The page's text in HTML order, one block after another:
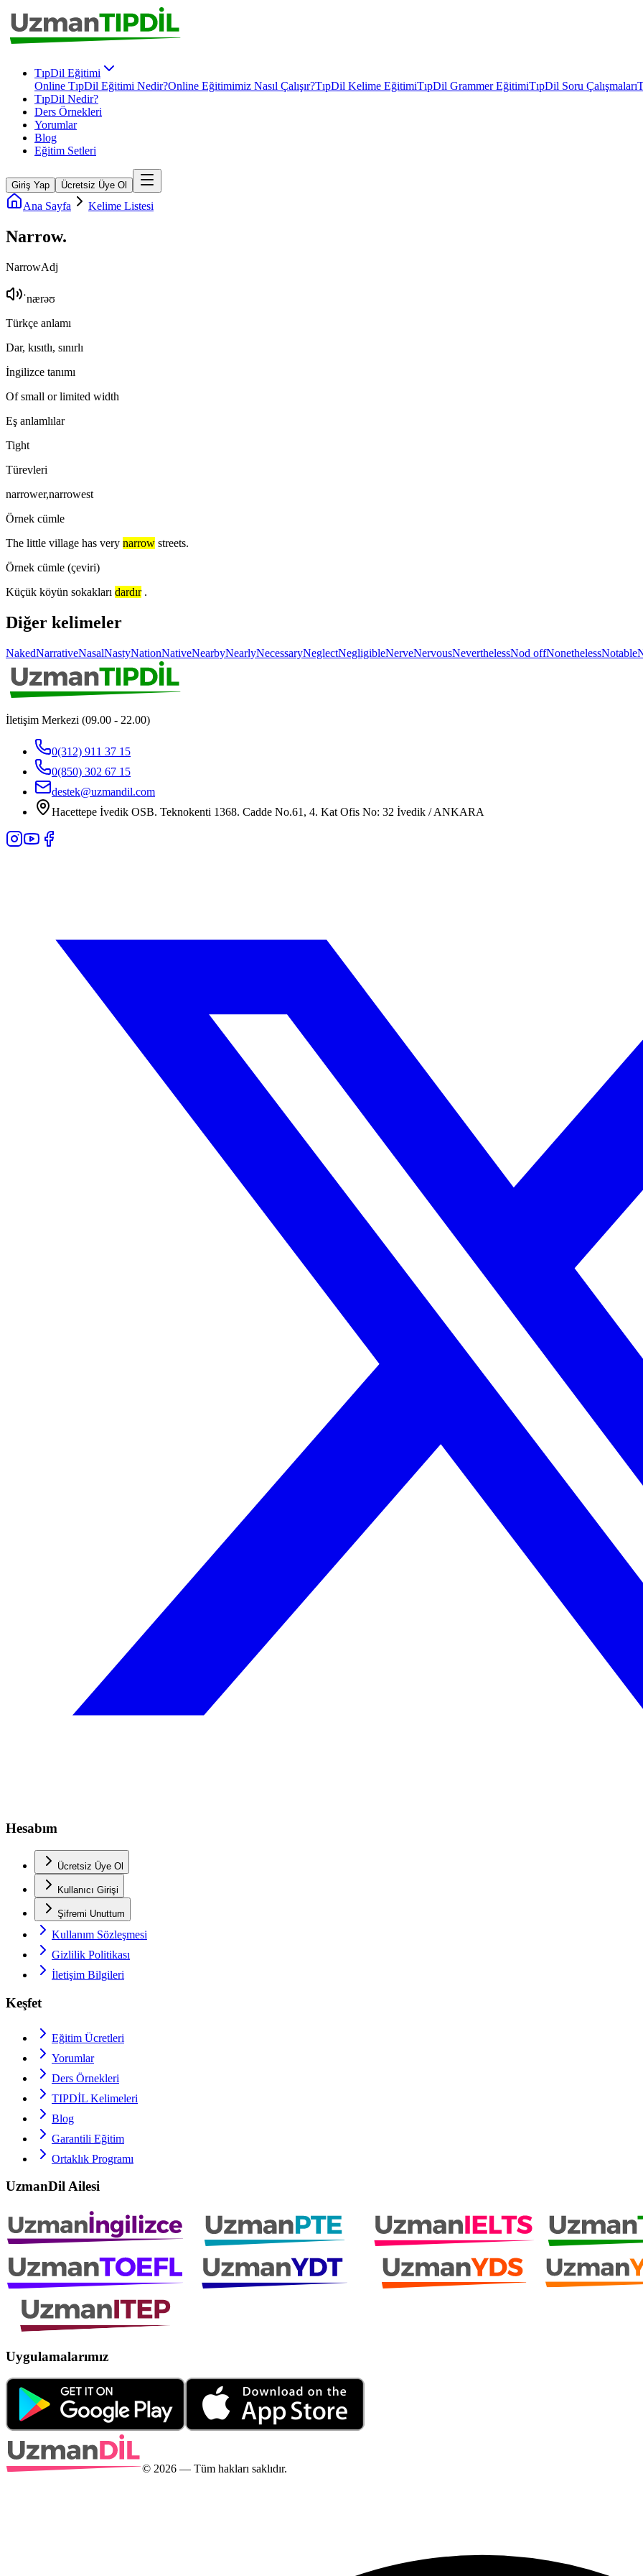
TıpDil Eğitimi
Online TıpDil Eğitimi Nedir?Online Eğitimimiz Nasıl Çalışır?TıpDil Kelime EğitimiTıpDil Grammer EğitimiTıpDil Soru Çalışmaları
TıpDil Nedir?
Ders Örnekleri
Yorumlar
Blog
Eğitim Setleri
Giriş Yap Ücretsiz Üye Ol
Ana Sayfa Kelime Listesi
Narrow.
NarrowAdj
ˈnærəʊ
Türkçe anlamı
Dar, kısıtlı, sınırlı
İngilizce tanımı
Of small or limited width
Eş anlamlılar
Tight
Türevleri
narrower,narrowest
Örnek cümle
The little village has very narrow streets.
Örnek cümle (çeviri)
Küçük köyün sokakları dardır .
Diğer kelimeler
NakedNarrativeNasalNastyNationNativeNearbyNearlyNecessaryNeglectNegligibleNerveNervousNeverthelessNod offNonethelessNotable
İletişim Merkezi (09.00 - 22.00)
0(312) 911 37 15
0(850) 302 67 15
destek@uzmandil.com
Hacettepe İvedik OSB. Teknokenti 1368. Cadde No.61, 4. Kat Ofis No: 32 İvedik / ANKARA
Hesabım
Ücretsiz Üye Ol
Kullanıcı Girişi
Şifremi Unuttum
Kullanım Sözleşmesi
Gizlilik Politikası
İletişim Bilgileri
Keşfet
Eğitim Ücretleri
Yorumlar
Ders Örnekleri
TIPDİL Kelimeleri
Blog
Garantili Eğitim
Ortaklık Programı
UzmanDil Ailesi
Uygulamalarımız
© 2026 — Tüm hakları saklıdır.